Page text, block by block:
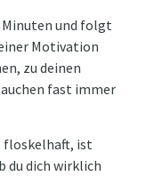
Minuten und folgt
Motivation
zu deinen
fast immer
ist
du dich wirklich